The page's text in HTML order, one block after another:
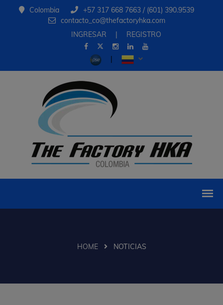
Colombia
+57 317 668 7663 / (601) 390.9539
contacto_co@thefactoryhka.com
INGRESAR
| REGISTRO
HOME NOTICIAS